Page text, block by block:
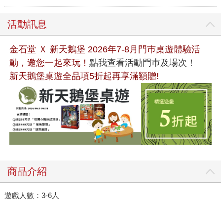
活動訊息
金石堂 Ｘ 新天鵝堡 2026年7-8月門巿桌遊體驗活
動，邀您一起來玩！ 點我查看活動門巿及場次！
新天鵝堡桌遊全品項5折起再享滿額贈!
商品介紹
遊戲人數：3-6人